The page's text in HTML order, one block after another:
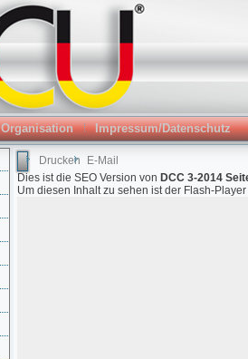
Organisation Impressum/Datenschutz
Drucken
E-Mail
Dies ist die SEO Version von DCC 3-2014
Um diesen Inhalt zu sehen ist der Flash-